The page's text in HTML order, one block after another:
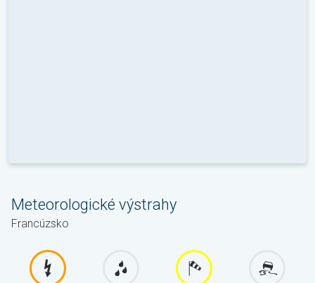
Meteorologické výstrahy
Francúzsko